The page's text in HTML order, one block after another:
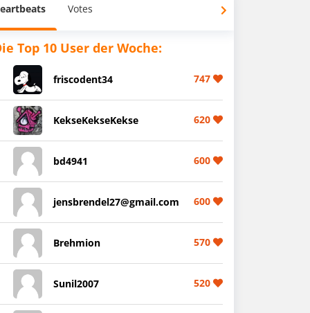
Votes
Top 10 User der Woche:
friscodent34 747
KekseKekseKekse 620
bd4941 600
jensbrendel27@gmail.com 600
Brehmion 570
Sunil2007 520